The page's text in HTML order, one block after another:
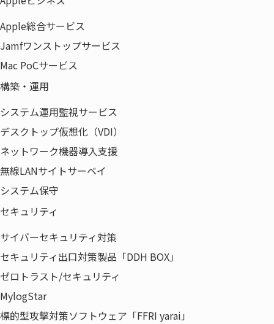
Apple総合サービス
Jamfワンストップサービス
Mac PoCサービス
構築・運用
システム運用監視サービス
デスクトップ仮想化（VDI）
ネットワーク機器導入支援
無線LANサイトサーベイ
システム保守
セキュリティ
サイバーセキュリティ対策
セキュリティ出口対策製品「DDH BOX」
ゼロトラスト/セキュリティ
MylogStar
標的型攻撃対策ソフトウェア「FFRI yarai」
オフィス環境
ICT
ネットワーク
ライフサイクルマネジメント
ソリューション
事例紹介